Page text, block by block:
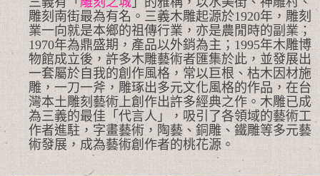
雕刻南街最為有名。三義木雕起源於1920年，雕刻
業一向就是本鄉的祖傳行業，亦是農閒時的副業；
1970年為鼎盛期，產品以外銷為主；1995年木雕博
物館成立後，許多木雕藝術者匯集於此，並發展出
一套屬於自我的創作風格，常以巨根、枯木因材施
雕，一刀一斧，雕琢出多元文化風格的作品，在台
灣本土雕刻藝術上創作出許多經典之作。木雕已成
為三義的最佳「代言人」，吸引了各領域的藝術工
作者進駐，字畫藝術，陶藝、銅雕、鐵雕等多元藝
術發展，成為藝術創作者的桃花源。